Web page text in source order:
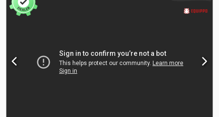
dostupno uz malu nadoknadu (podložno odobrenju)*
Dedpfjzinguex Abmsck 👷‍♂️ Pregledao nezavisni ekspert 44
ispravno i nema dodatnih zamerki. 📄 Želite da vidite kompletan
izveštaj o inspekciji, dodatne fotografije ili video? Savjet:
Referenca „40959 Equippo“ se često koristi za više informacija na